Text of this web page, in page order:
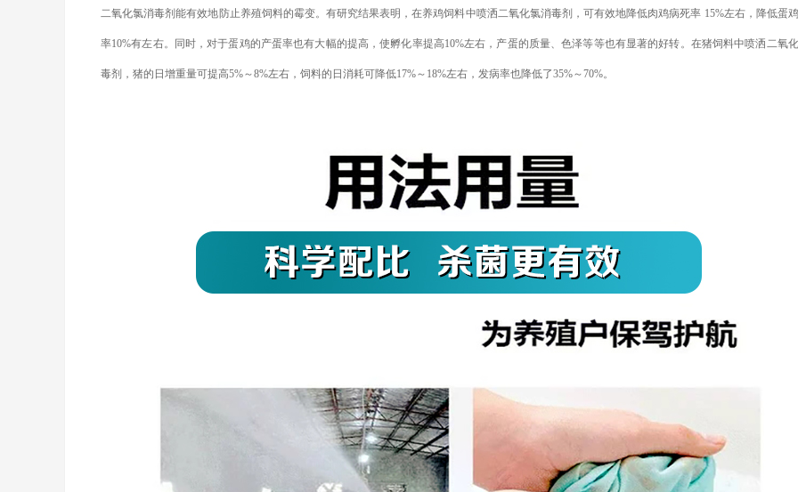
二氧化氯消毒剂能有效地防止养殖饲料的霉变。有研究结果表明，在养鸡饲料中喷洒二氧化氯消毒剂，可有效地降低肉鸡病死率 15%左右，降低蛋
率10%有左右。同时，对于蛋鸡的产蛋率也有大幅的提高，使孵化率提高10%左右，产蛋的质量、色泽等等也有显著的好转。在猪饲料中喷洒二氧
毒剂，猪的日增重量可提高5%～8%左右，饲料的日消耗可降低17%～18%左右，发病率也降低了35%～70%。